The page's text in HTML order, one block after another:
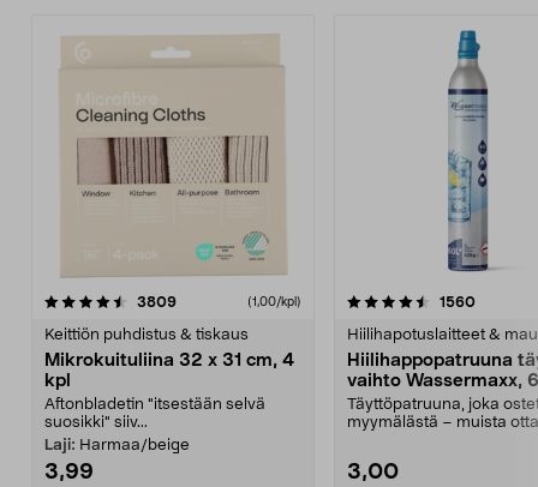
3809arvostelut (1,00/kpl)
Keittiön puhdistus & tiskaus
Mikrokuituliina 32 x 31 cm, 4
kpl
Aftonbladetin "itsestään selvä
suosikki" siiv...
Laji: Harmaa/beige
3,99
4.5viidestä
1560
Hiilihapotuslaitteet &
Hiilihappopatruuna
vaihto Wassermaxx,
Täyttöpatruuna, joka
myymälästä – muista
3,00
4.5viidestä